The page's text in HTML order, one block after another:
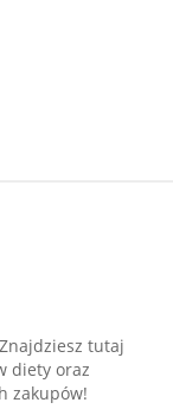
tutaj
diety oraz
zakupów!